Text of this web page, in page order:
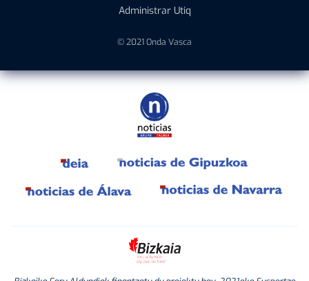
Administrar Utiq
© 2021 Onda Vasca